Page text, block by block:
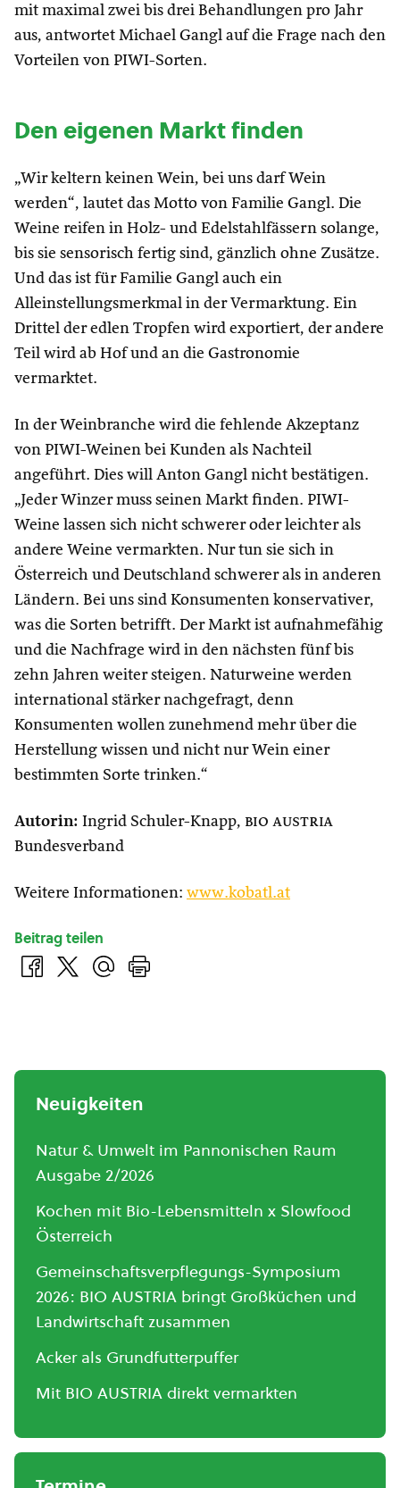
mit maximal zwei bis drei Behandlungen pro Jahr
aus, antwortet Michael Gangl auf die Frage nach den
Vorteilen von PIWI-Sorten.
Den eigenen Markt finden
„Wir keltern keinen Wein, bei uns darf Wein
werden“, lautet das Motto von Familie Gangl. Die
Weine reifen in Holz- und Edelstahlfässern solange,
bis sie sensorisch fertig sind, gänzlich ohne Zusätze.
Und das ist für Familie Gangl auch ein
Alleinstellungsmerkmal in der Vermarktung. Ein
Drittel der edlen Tropfen wird exportiert, der andere
Teil wird ab Hof und an die Gastronomie
vermarktet.
In der Weinbranche wird die fehlende Akzeptanz
von PIWI-Weinen bei Kunden als Nachteil
angeführt. Dies will Anton Gangl nicht bestätigen.
„Jeder Winzer muss seinen Markt finden. PIWI-
Weine lassen sich nicht schwerer oder leichter als
andere Weine vermarkten. Nur tun sie sich in
Österreich und Deutschland schwerer als in anderen
Ländern. Bei uns sind Konsumenten konservativer,
was die Sorten betrifft. Der Markt ist aufnahmefähig
und die Nachfrage wird in den nächsten fünf bis
zehn Jahren weiter steigen. Naturweine werden
international stärker nachgefragt, denn
Konsumenten wollen zunehmend mehr über die
Herstellung wissen und nicht nur Wein einer
bestimmten Sorte trinken.“
Autorin: Ingrid Schuler-Knapp, bio austria
Bundesverband
Weitere Informationen: www.kobatl.at
Beitrag teilen
Neuigkeiten
Natur & Umwelt im Pannonischen Raum
Ausgabe 2/2026
Kochen mit Bio-Lebensmitteln x Slowfood
Österreich
Gemeinschaftsverpflegungs-Symposium
2026: BIO AUSTRIA bringt Großküchen und
Landwirtschaft zusammen
Acker als Grundfutterpuffer
Mit BIO AUSTRIA direkt vermarkten